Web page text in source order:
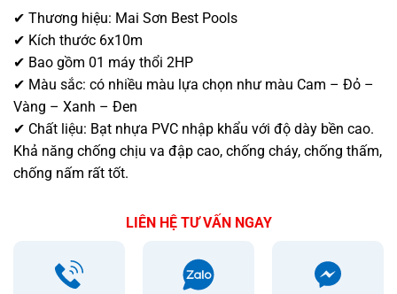
✔ Thương hiệu: Mai Sơn Best Pools
✔ Kích thước 6x10m
✔ Bao gồm 01 máy thổi 2HP
✔ Màu sắc: có nhiều màu lựa chọn như màu Cam – Đỏ –
Vàng – Xanh – Đen
✔ Chất liệu: Bạt nhựa PVC nhập khẩu với độ dày bền cao.
Khả năng chống chịu va đập cao, chống cháy, chống thấm,
chống nấm rất tốt.
LIÊN HỆ TƯ VẤN NGAY